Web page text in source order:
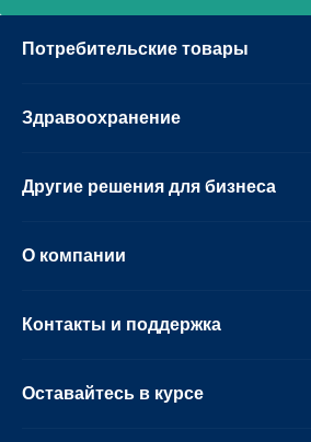
Потребительские товары
Здравоохранение
Другие решения для бизнеса
О компании
Контакты и поддержка
Оставайтесь в курсе